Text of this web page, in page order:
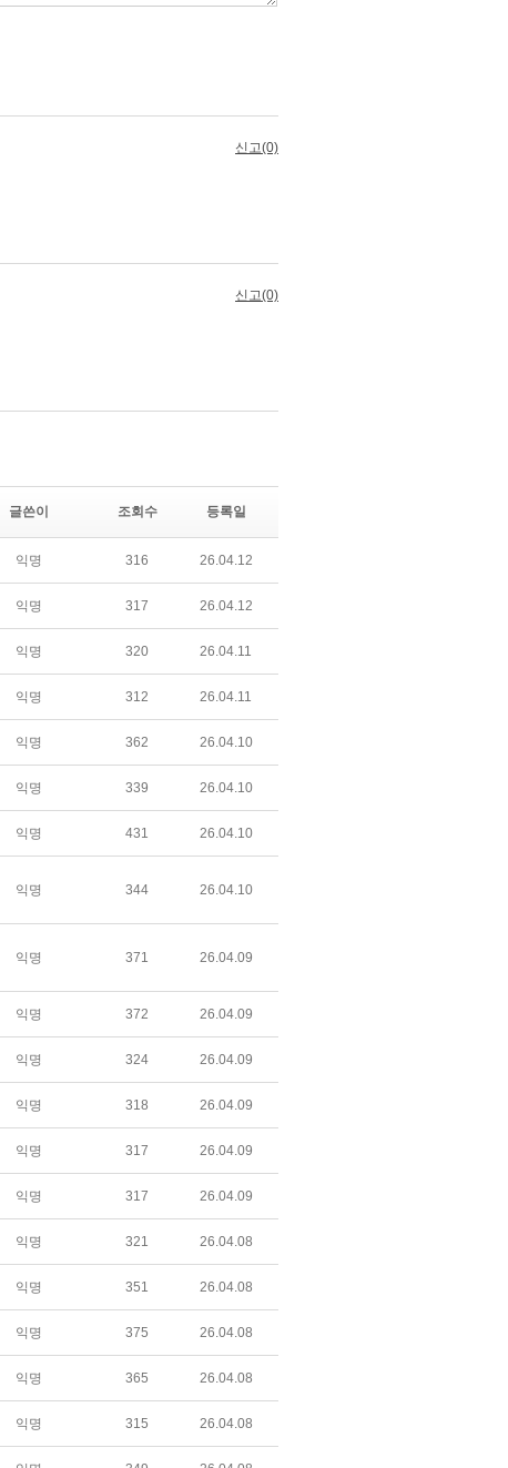
글쓴이 조회수 등록일
익명 316 26.04.12
익명 317 26.04.12
익명 320 26.04.11
익명 312 26.04.11
익명 362 26.04.10
익명 339 26.04.10
익명 431 26.04.10
익명 344 26.04.10
익명 371 26.04.09
익명 372 26.04.09
익명 324 26.04.09
익명 318 26.04.09
익명 317 26.04.09
익명 317 26.04.09
익명 321 26.04.08
익명 351 26.04.08
익명 375 26.04.08
익명 365 26.04.08
익명 315 26.04.08